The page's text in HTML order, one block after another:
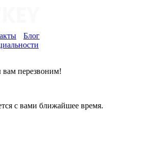
Блог
перезвоним!
с вами ближайшее время.